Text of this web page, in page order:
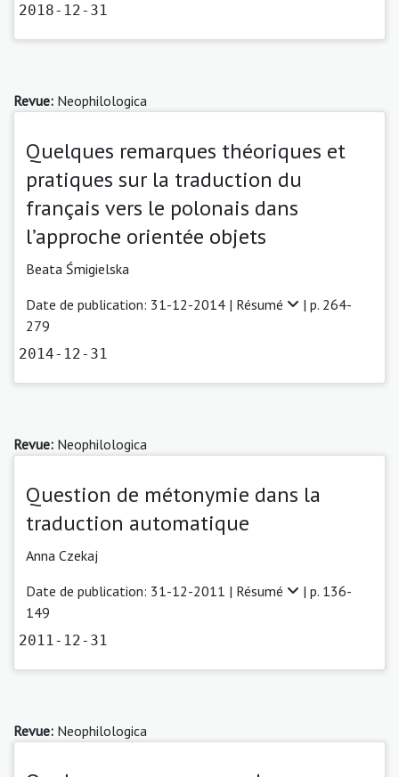
2018-12-31
Revue: Neophilologica
Quelques remarques théoriques et
pratiques sur la traduction du
français vers le polonais dans
l’approche orientée objets
Beata Śmigielska
Date de publication: 31-12-2014 | Résumé
| p. 264-
279
2014-12-31
Revue: Neophilologica
Question de métonymie dans la
traduction automatique
Anna Czekaj
Date de publication: 31-12-2011 | Résumé
| p. 136-
149
2011-12-31
Revue: Neophilologica